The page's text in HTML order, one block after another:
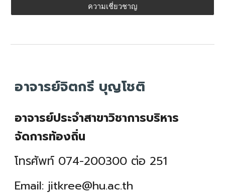
ความเชี่ยวชาญ
อาจารย์จิตกรี บุญโชติ
อาจารย์ประจำสาขาวิชาการบริหาร
จัดการท้องถิ่น
โทรศัพท์ 074-200300 ต่อ 251
Email: jitkree@hu.ac.th